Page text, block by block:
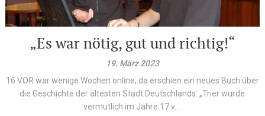
„Es war nötig, gut und richtig!“
19. März 2023
16 VOR war wenige Wochen online, da erschien ein neues Buch über
die Geschichte der ältesten Stadt Deutschlands: „Trier wurde
vermutlich im Jahre 17 v....